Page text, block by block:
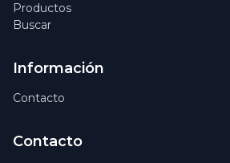
Productos
Buscar
Información
Contacto
Contacto